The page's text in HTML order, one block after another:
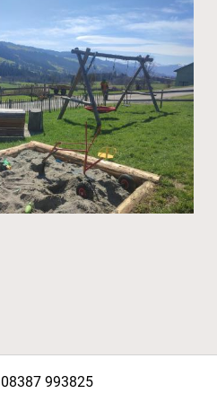
08387 993825